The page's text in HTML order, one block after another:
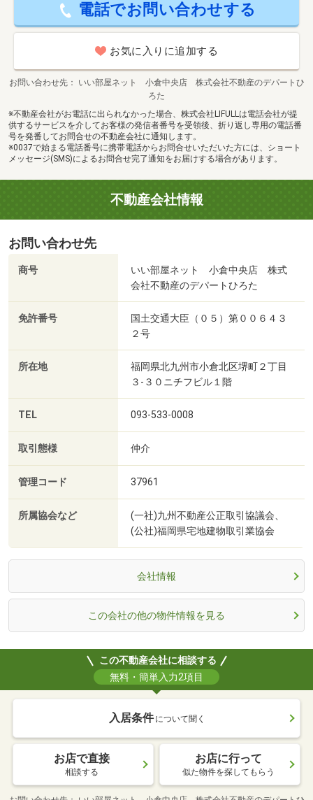
電話でお問い合わせする
お気に入りに追加する
お問い合わせ先
いい部屋ネット 小倉中央店 株式会社不動産のデパートひ
ろた
※不動産会社がお電話に出られなかった場合、株式会社LIFULLは電話会社が提
供するサービスを介してお客様の発信者番号を受領後、折り返し専用の電話番
号を発番してお問合せの不動産会社に通知します。
※0037で始まる電話番号に携帯電話からお問合せいただいた方には、ショート
メッセージ(SMS)によるお問合せ完了通知をお届けする場合があります。
不動産会社情報
お問い合わせ先
商号
いい部屋ネット 小倉中央店 株式
会社不動産のデパートひろた
免許番号
国土交通大臣（０５）第００６４３
２号
所在地
福岡県北九州市小倉北区堺町２丁目
３‐３０ニチフビル１階
TEL 093-533-0008
取引態様 仲介
管理コード 37961
所属協会など
(一社)九州不動産公正取引協議会、
(公社)福岡県宅地建物取引業協会
会社情報
この会社の他の物件情報を見る
この不動産会社に相談する
無料・簡単入力2項目
入居条件 について聞く
お店で直接
相談する
お店に行って
似た物件を探してもらう